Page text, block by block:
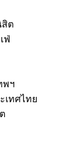
ต
ฟ่
พฯ
เทศไทย